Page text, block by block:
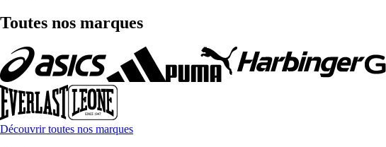
Toutes nos marques
Découvrir toutes nos marques